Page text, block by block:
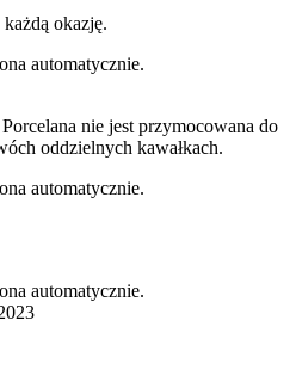
okazję.
automatycznie.
nie jest przymocowana do
oddzielnych kawałkach.
automatycznie.
automatycznie.